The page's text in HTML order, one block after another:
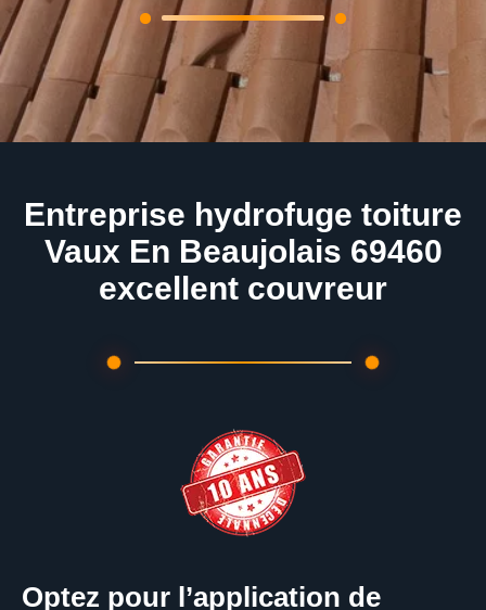
Entreprise hydrofuge toiture
Vaux En Beaujolais 69460
excellent couvreur
Optez pour l’application de